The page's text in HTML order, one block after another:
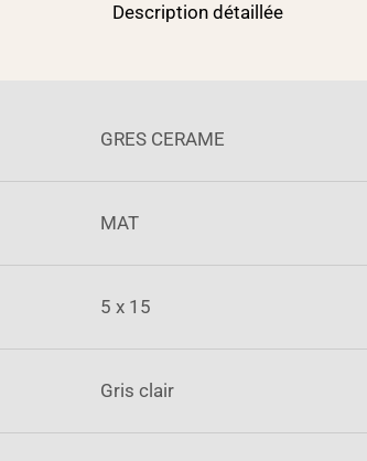
Description détaillée
GRES CERAME
MAT
5 x 15
Gris clair